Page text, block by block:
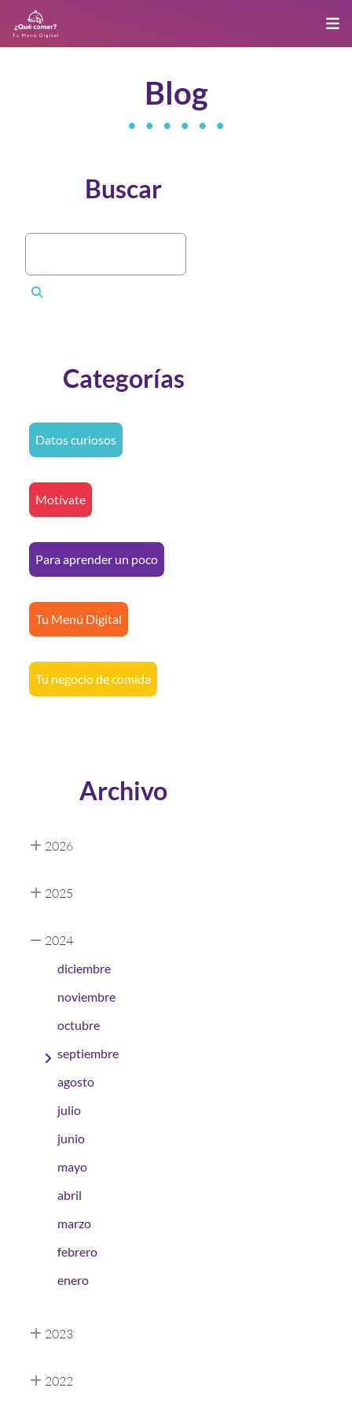
Blog
Buscar
Categorías
Datos curiosos
Motívate
Para aprender un poco
Tu Menú Digital
Tu negocio de comida
Archivo
2026
2025
2024
diciembre
noviembre
octubre
septiembre
agosto
julio
junio
mayo
abril
marzo
febrero
enero
2023
2022